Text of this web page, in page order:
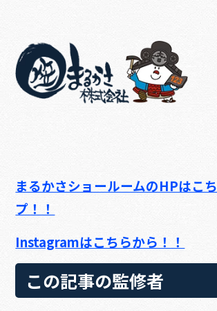
まるかさショールームのHPはこ
プ！！
Instagramはこちらから！！
この記事の監修者